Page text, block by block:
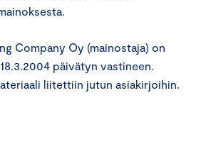
Company Oy (mainostaja) on
päivätyn vastineen.
liitettiin jutun asiakirjoihin.